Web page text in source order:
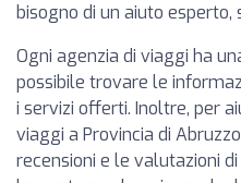
bisogno di un aiuto
Ogni agenzia di viaggi ha
possibile trovare le
i servizi offerti. Inoltre, per
viaggi a Provincia di
recensioni e le valutazioni